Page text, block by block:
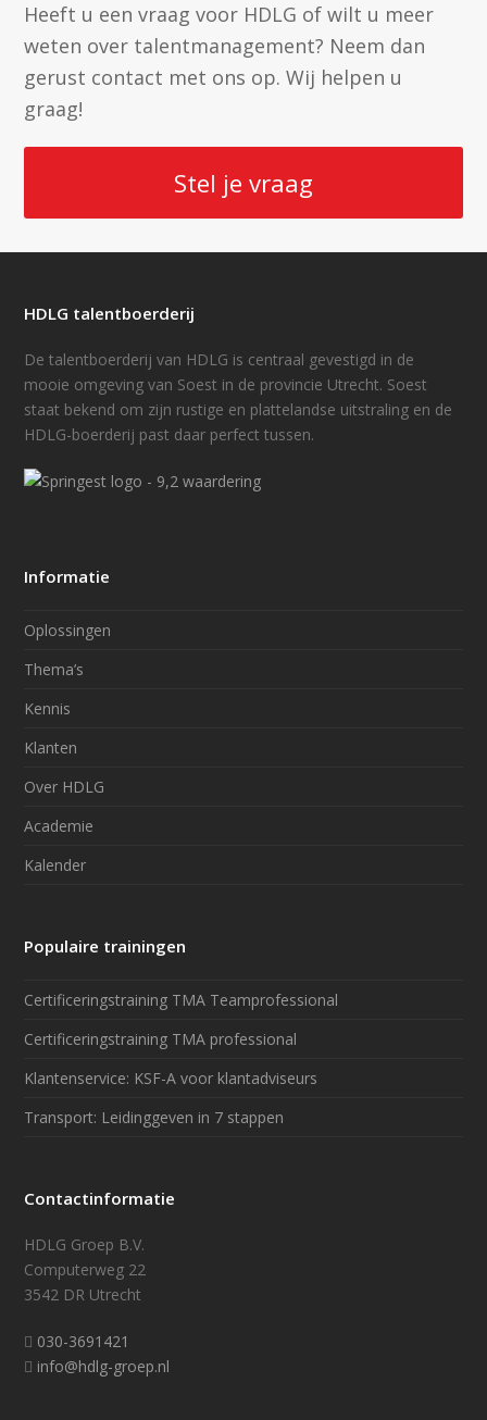
Heeft u een vraag voor HDLG of wilt u meer
weten over talentmanagement? Neem dan
gerust contact met ons op. Wij helpen u
graag!
Stel je vraag
HDLG talentboerderij
De talentboerderij van HDLG is centraal gevestigd in de
mooie omgeving van Soest in de provincie Utrecht. Soest
staat bekend om zijn rustige en plattelandse uitstraling en de
HDLG-boerderij past daar perfect tussen.
Informatie
Oplossingen
Thema’s
Kennis
Klanten
Over HDLG
Academie
Kalender
Populaire trainingen
Certificeringstraining TMA Teamprofessional
Certificeringstraining TMA professional
Klantenservice: KSF-A voor klantadviseurs
Transport: Leidinggeven in 7 stappen
Contactinformatie
HDLG Groep B.V.
Computerweg 22
3542 DR Utrecht
030-3691421
info@hdlg-groep.nl